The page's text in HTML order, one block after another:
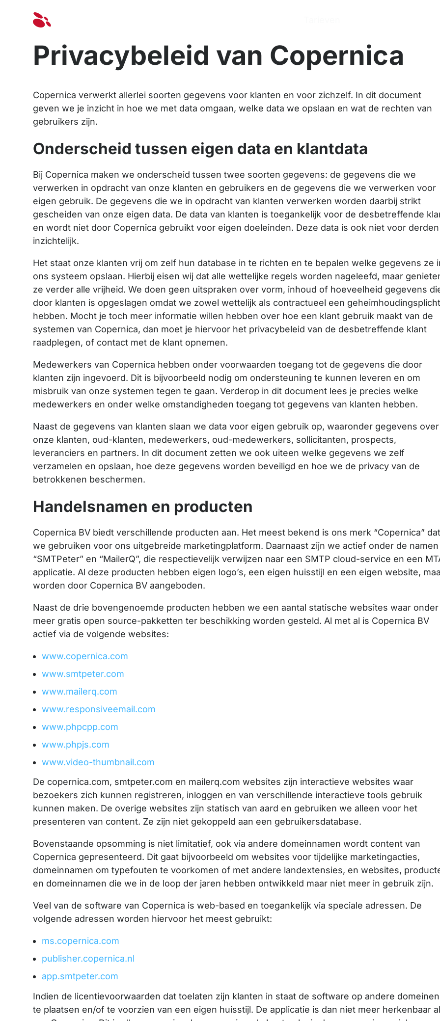
Privacybeleid van Copernica
Copernica verwerkt allerlei soorten gegevens voor klanten en voor zichzelf. In dit document
geven we je inzicht in hoe we met data omgaan, welke data we opslaan en wat de rechten van
gebruikers zijn.
Onderscheid tussen eigen data en klantdata
Bij Copernica maken we onderscheid tussen twee soorten gegevens: de gegevens die we
verwerken in opdracht van onze klanten en gebruikers en de gegevens die we verwerken voor
eigen gebruik. De gegevens die we in opdracht van klanten verwerken worden daarbij strikt
gescheiden van onze eigen data. De data van klanten is toegankelijk voor de desbetreffende
en wordt niet door Copernica gebruikt voor eigen doeleinden. Deze data is ook niet voor derden
inzichtelijk.
Het staat onze klanten vrij om zelf hun database in te richten en te bepalen welke gegevens ze
ons systeem opslaan. Hierbij eisen wij dat alle wettelijke regels worden nageleefd, maar
ze verder alle vrijheid. We doen geen uitspraken over vorm, inhoud of hoeveelheid gegevens
door klanten is opgeslagen omdat we zowel wettelijk als contractueel een
hebben. Mocht je toch meer informatie willen hebben over hoe een klant gebruik maakt van de
systemen van Copernica, dan moet je hiervoor het privacybeleid van de desbetreffende klant
raadplegen, of contact met de klant opnemen.
Medewerkers van Copernica hebben onder voorwaarden toegang tot de gegevens die door
klanten zijn ingevoerd. Dit is bijvoorbeeld nodig om ondersteuning te kunnen leveren en om
misbruik van onze systemen tegen te gaan. Verderop in dit document lees je precies welke
medewerkers en onder welke omstandigheden toegang tot gegevens van klanten hebben.
Naast de gegevens van klanten slaan we data voor eigen gebruik op, waaronder gegevens over
onze klanten, oud-klanten, medewerkers, oud-medewerkers, sollicitanten, prospects,
leveranciers en partners. In dit document zetten we ook uiteen welke gegevens we zelf
verzamelen en opslaan, hoe deze gegevens worden beveiligd en hoe we de privacy van de
betrokkenen beschermen.
Handelsnamen en producten
Copernica BV biedt verschillende producten aan. Het meest bekend is ons merk “Copernica”
we gebruiken voor ons uitgebreide marketingplatform. Daarnaast zijn we actief onder de namen
“SMTPeter” en “MailerQ”, die respectievelijk verwijzen naar een SMTP cloud-service en een
applicatie. Al deze producten hebben eigen logo’s, een eigen huisstijl en een eigen website,
worden door Copernica BV aangeboden.
Naast de drie bovengenoemde producten hebben we een aantal statische websites waar onder
meer gratis open source-pakketten ter beschikking worden gesteld. Al met al is Copernica BV
actief via de volgende websites:
www.copernica.com
www.smtpeter.com
www.mailerq.com
www.responsiveemail.com
www.phpcpp.com
www.phpjs.com
www.video-thumbnail.com
De copernica.com, smtpeter.com en mailerq.com websites zijn interactieve websites waar
bezoekers zich kunnen registreren, inloggen en van verschillende interactieve tools gebruik
kunnen maken. De overige websites zijn statisch van aard en gebruiken we alleen voor het
presenteren van content. Ze zijn niet gekoppeld aan een gebruikersdatabase.
Bovenstaande opsomming is niet limitatief, ook via andere domeinnamen wordt content van
Copernica gepresenteerd. Dit gaat bijvoorbeeld om websites voor tijdelijke marketingacties,
domeinnamen om typefouten te voorkomen of met andere landextensies, en websites,
en domeinnamen die we in de loop der jaren hebben ontwikkeld maar niet meer in gebruik zijn.
Veel van de software van Copernica is web-based en toegankelijk via speciale adressen. De
volgende adressen worden hiervoor het meest gebruikt:
ms.copernica.com
publisher.copernica.nl
app.smtpeter.com
Indien de licentievoorwaarden dat toelaten zijn klanten in staat de software op andere domeinen
te plaatsen en/of te voorzien van een eigen huisstijl. De applicatie is dan niet meer herkenbaar